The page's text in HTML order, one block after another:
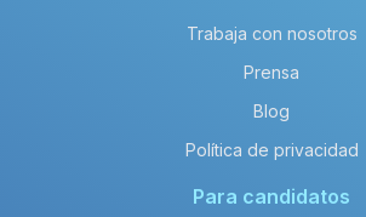
Trabaja con nosotros
Prensa
Blog
Política de privacidad
Para candidatos